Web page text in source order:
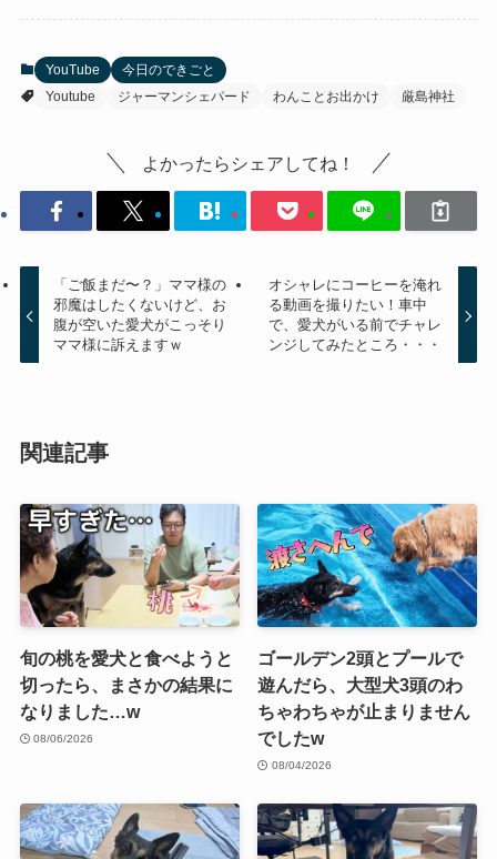
YouTube
今日のできごと
Youtube
ジャーマンシェパード わんことお出かけ 厳島神社
よかったらシェアしてね！
「ご飯まだ〜？」ママ様の
邪魔はしたくないけど、お
腹が空いた愛犬がこっそり
ママ様に訴えますｗ
オシャレにコーヒーを淹れ
る動画を撮りたい！車中
で、愛犬がいる前でチャレ
ンジしてみたところ・・・
関連記事
旬の桃を愛犬と食べようと
切ったら、まさかの結果に
なりました…w
08/06/2026
ゴールデン2頭とプールで
遊んだら、大型犬3頭のわ
ちゃわちゃが止まりません
でしたw
08/04/2026